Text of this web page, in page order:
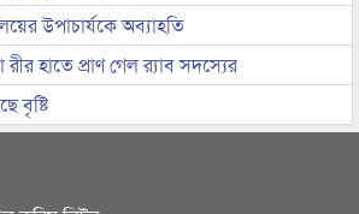
উপাচার্যকে অব্যাহতি
হাতে প্রাণ গেল র‌্যাব সদস্যের
বৃষ্টি